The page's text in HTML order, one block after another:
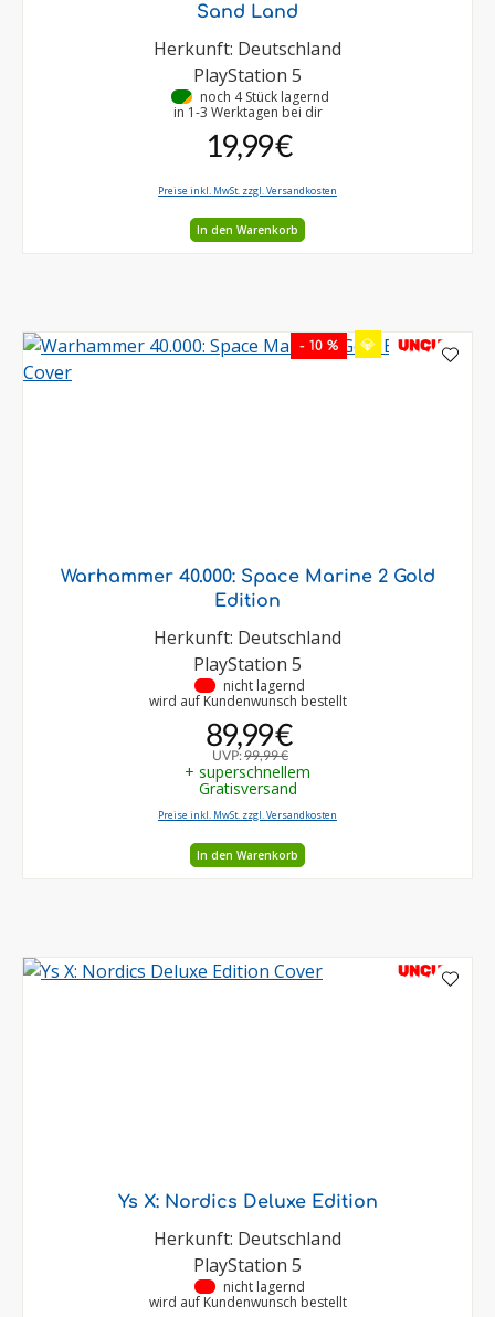
Sand Land
Herkunft: Deutschland
PlayStation 5
noch 4 Stück lagernd
in 1-3 Werktagen bei dir
19,99 €
Preise inkl. MwSt. zzgl. Versandkosten
In den Warenkorb
- 10 % 💎 UNCUT
Warhammer 40.000: Space Marine 2 Gold
Edition
Herkunft: Deutschland
PlayStation 5
nicht lagernd
wird auf Kundenwunsch bestellt
89,99 €
UVP:99,99 €
+ superschnellem
Gratisversand
Preise inkl. MwSt. zzgl. Versandkosten
In den Warenkorb
UNCUT
Ys X: Nordics Deluxe Edition
Herkunft: Deutschland
PlayStation 5
nicht lagernd
wird auf Kundenwunsch bestellt